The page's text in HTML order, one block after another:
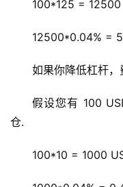
100*125 = 12500
12500*0.04% =
如果你降低杠杆
假设您有 100
仓.
100*10 = 1000